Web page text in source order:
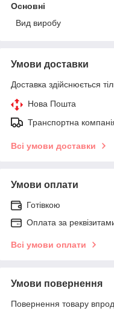
Основні
Вид виробу
Умови доставки
Доставка здійснюється
Нова Пошта
Транспортна
Всі умови доставки
Умови оплати
Готівкою
Оплата за
Всі умови оплати
Умови повернення
Повернення товару